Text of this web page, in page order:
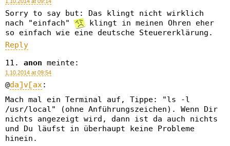
Sorry to say but: Das klingt nicht wirklich
nach "einfach"
klingt in meinen Ohren eher
so einfach wie eine deutsche Steuererklärung.
Reply
anon meinte:
1.10.2014 at 09:54
@da]v[ax:
Mach mal ein Terminal auf, Tippe: "ls -l
/usr/local" (ohne Anführungszeichen). Wenn Dir
nichts angezeigt wird, dann ist da auch nichts
und Du läufst in überhaupt keine Probleme
hinein.